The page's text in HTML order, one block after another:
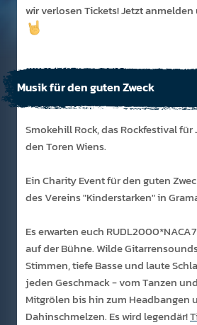
wir ver­losen Tickets! Jetzt
Musik für den guten Zweck
Smokehill Rock, das Rockfestival
den Toren Wiens.
Ein Charity Event für den guten
des Vereins "Kinderstarken" in
Es erwarten euch
auf der Bühne. Wilde
Stimmen, tiefe Basse und laute
jeden Geschmack - vom Tanzen
Mitgrölen bis hin zum Headbangen
Dahinschmelzen. Es wird legendär!